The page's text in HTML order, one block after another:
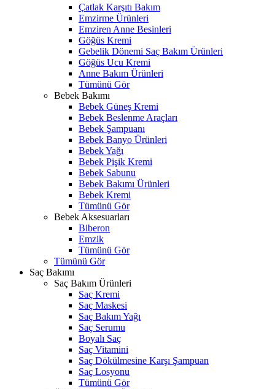
Çatlak Karşıtı Bakım
Emzirme Ürünleri
Emziren Anne Besinleri
Göğüs Kremi
Gebelik Dönemi Saç Bakım Ürünleri
Göğüs Ucu Kremi
Anne Bakım Ürünleri
Tümünü Gör
Bebek Bakımı
Bebek Güneş Kremi
Bebek Beslenme Araçları
Bebek Şampuanı
Bebek Banyo Ürünleri
Bebek Yağı
Bebek Pişik Kremi
Bebek Sabunu
Bebek Bakımı Ürünleri
Bebek Kremi
Tümünü Gör
Bebek Aksesuarları
Biberon
Emzik
Tümünü Gör
Tümünü Gör
Saç Bakımı
Saç Bakım Ürünleri
Saç Kremi
Saç Maskesi
Saç Bakım Yağı
Saç Serumu
Boyalı Saç
Saç Vitamini
Saç Dökülmesine Karşı Şampuan
Saç Losyonu
Tümünü Gör